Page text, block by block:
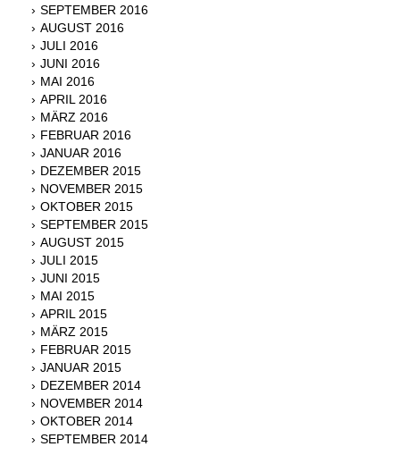
SEPTEMBER 2016
AUGUST 2016
JULI 2016
JUNI 2016
MAI 2016
APRIL 2016
MÄRZ 2016
FEBRUAR 2016
JANUAR 2016
DEZEMBER 2015
NOVEMBER 2015
OKTOBER 2015
SEPTEMBER 2015
AUGUST 2015
JULI 2015
JUNI 2015
MAI 2015
APRIL 2015
MÄRZ 2015
FEBRUAR 2015
JANUAR 2015
DEZEMBER 2014
NOVEMBER 2014
OKTOBER 2014
SEPTEMBER 2014